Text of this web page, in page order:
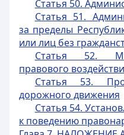
Статья 50.
Статья 51.
за пределы
или лиц без
Статья 52.
правового
Статья 53.
дорожного движения
Статья 54.
к поведению